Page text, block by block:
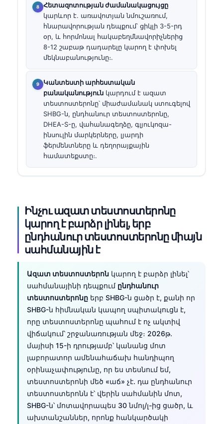
Հետազոտության ժամանակացույցը
կարևոր է. առավոտյան նմուշառում,
հնարավորության դեպքում՝ ցիկլի 3-5-րդ
օր, և հորմոնալ հակաբեղմնավորիչներից
8-12 շաբաթ դադարելը կարող է փոխել
մեկնաբանությունը։.
Կանտեստի արհեստական
բանականություն կարդում է ազատ
տեստոստերոնը՝ միաժամանակ ստուգելով
SHBG-ն, ընդհանուր տեստոստերոնը,
DHEA-S-ը, վահանագեղձը, գլյուկոզա-
ինսուլին մարկերները, լյարդի
ֆերմենտները և դեղորայքային
համատեքստը։.
Ինչու ազատ տեստոստերոնը
կարող է բարձր լինել, երբ
ընդհանուր տեստոստերոնը միայն
սահմանային է
Ազատ տեստոստերոն կարող է բարձր լինել՝
սահմանայինի դեպքում ընդհանուր
տեստոստերոնը երբ SHBG-ն ցածր է, քանի որ
SHBG-ն հիմնական կապող սպիտակուցն է,
որը տեստոստերոնը պահում է ոչ ակտիվ
վիճակում՝ շրջանառության մեջ։ 2026թ.
մայիսի 15-ի դրությամբ՝ կանանց մոտ
լաբորատոր ամենահաճախ հանդիպող
օրինաչափությունը, որ ես տեսնում եմ,
տեստոստերոնի մեծ «աճ» չէ. դա ընդհանուր
տեստոստերոնն է՝ վերին սահմանին մոտ,
SHBG-ն՝ մոտավորապես 30 նմոլ/լ-ից ցածր, և
ախտանշաններ, որոնք հանկարծակի